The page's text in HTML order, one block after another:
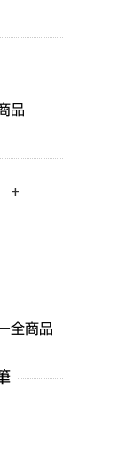
品
+
全商品